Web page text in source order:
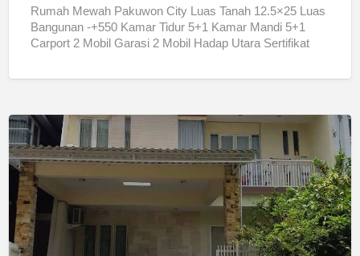
Rumah Mewah Pakuwon City Luas Tanah 12.5×25 Luas
Bangunan -+550 Kamar Tidur 5+1 Kamar Mandi 5+1
Carport 2 Mobil Garasi 2 Mobil Hadap Utara Sertifikat
Rumah
Minimalis
Pakuwon
City